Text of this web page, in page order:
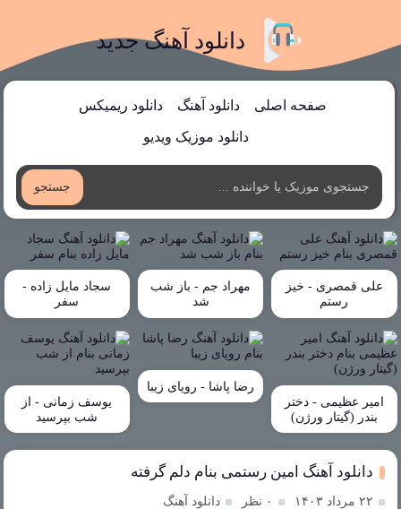
دانلود آهنگ جدید
صفحه اصلی دانلود آهنگ دانلود ریمیکس
دانلود موزیک ویدیو
جستجو
علی قمصری - خیز
رستم
مهراد جم - باز شب
شد
سجاد مایل زاده -
سفر
امیر عظیمی - دختر
بندر (گیتار ورژن)
رضا پاشا - رویای زیبا
یوسف زمانی - از
شب بپرسید
دانلود آهنگ امین رستمی بنام دلم گرفته
۲۲ مرداد ۱۴۰۳ ۰ نظر دانلود آهنگ